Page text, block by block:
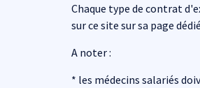
Chaque type de contrat
sur ce site sur sa page
A noter :
* les médecins salariés